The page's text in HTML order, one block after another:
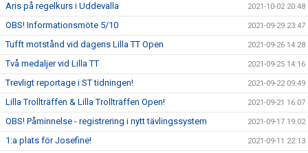
Aris på regelkurs i Uddevalla 2021-10-02 20:48
OBS! Informationsmöte 5/10 2021-09-29 23:47
Tufft motstånd vid dagens Lilla TT Open 2021-09-26 14:28
Två medaljer vid Lilla TT 2021-09-25 14:16
Trevligt reportage i ST tidningen! 2021-09-22 09:49
Lilla Trollträffen & Lilla Trollträffen Open! 2021-09-21 16:07
OBS! Påminnelse - registrering i nytt tävlingssystem 2021-09-17 19:02
1:a plats för Josefine! 2021-09-11 22:13